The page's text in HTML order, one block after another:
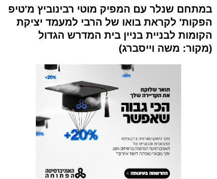
במתחם שנלר עם המפיק מוטי רבינוביץ מ'טיפ
הפקות' לקראת בואו של הרבי למעמד יציקת
הקומות לבניית בניין בית המדרש הגדול
(מקור: משה וייסברג)